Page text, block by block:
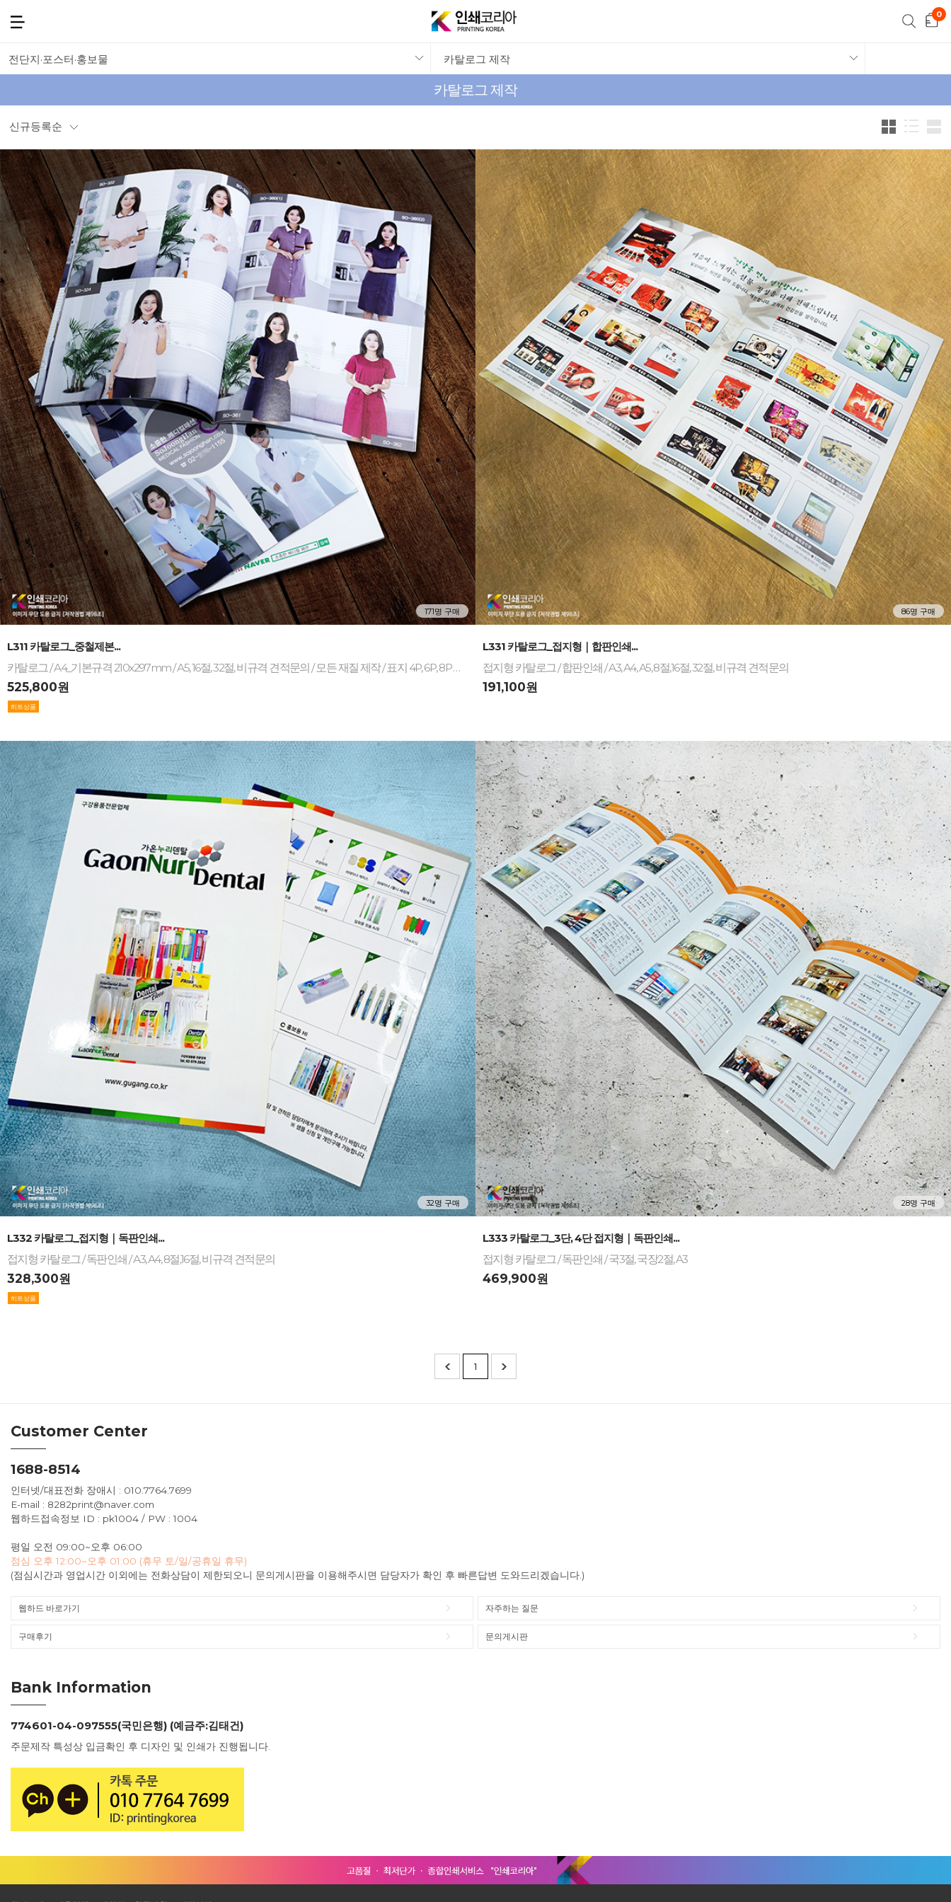
전단지·포스터·홍보물 카탈로그 제작
카탈로그 제작
신규등록순
171명 구매
L311 카탈로그_중철제본...
카탈로그 / A4_기본규격 210x297mm / A5, 16절, 32절, 비규격 견적문의 / 모든 재질 제작 / 표지 4P, 6P, 8P 제작
525,800원
86명 구매
L331 카탈로그_접지형｜합판인쇄...
접지형 카탈로그 / 합판인쇄 / A3, A4, A5, 8절,16절, 32절, 비규격 견적문의
191,100원
32명 구매
L332 카탈로그_접지형｜독판인쇄...
접지형 카탈로그 / 독판인쇄 / A3, A4, 8절,16절, 비규격 견적문의
328,300원
28명 구매
L333 카탈로그_3단, 4단 접지형｜독판인쇄...
접지형 카탈로그 / 독판인쇄 / 국3절, 국장2절, A3
469,900원
1
Customer Center
1688-8514
인터넷/대표전화 장애시 : 010.7764.7699
E-mail : 8282print@naver.com
웹하드접속정보 ID : pk1004 / PW : 1004
평일 오전 09:00~오후 06:00
점심 오후 12:00~오후 01:00 (휴무 토/일/공휴일 휴무)
(점심시간과 영업시간 이외에는 전화상담이 제한되오니 문의게시판을 이용해주시면 담당자가 확인 후 빠른답변 도와드리겠습니다.)
웹하드 바로가기 자주하는 질문
구매후기 문의게시판
Bank Information
774601-04-097555(국민은행) (예금주:김태건)
주문제작 특성상 입금확인 후 디자인 및 인쇄가 진행됩니다.